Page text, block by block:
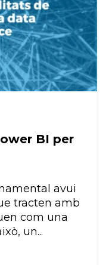
BI per
avui
tracten amb
com una
un...